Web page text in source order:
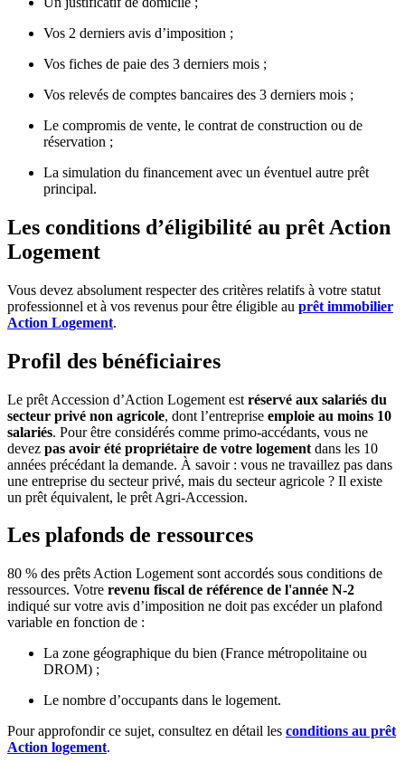
Vos 2 derniers avis d’imposition ;
Vos fiches de paie des 3 derniers mois ;
Vos relevés de comptes bancaires des 3 derniers mois ;
Le compromis de vente, le contrat de construction ou de
réservation ;
La simulation du financement avec un éventuel autre prêt
principal.
Les conditions d’éligibilité au prêt Action
Logement
Vous devez absolument respecter des critères relatifs à votre statut
professionnel et à vos revenus pour être éligible au prêt immobilier
Action Logement.
Profil des bénéficiaires
Le prêt Accession d’Action Logement est réservé aux salariés du
secteur privé non agricole, dont l’entreprise emploie au moins 10
salariés. Pour être considérés comme primo-accédants, vous ne
devez pas avoir été propriétaire de votre logement dans les 10
années précédant la demande. À savoir : vous ne travaillez pas dans
une entreprise du secteur privé, mais du secteur agricole ? Il existe
un prêt équivalent, le prêt Agri-Accession.
Les plafonds de ressources
80 % des prêts Action Logement sont accordés sous conditions de
ressources. Votre revenu fiscal de référence de l'année N-2
indiqué sur votre avis d’imposition ne doit pas excéder un plafond
variable en fonction de :
La zone géographique du bien (France métropolitaine ou
DROM) ;
Le nombre d’occupants dans le logement.
Pour approfondir ce sujet, consultez en détail les conditions au prêt
Action logement.